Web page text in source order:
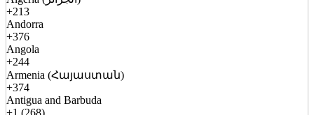
+213
Andorra
+376
Angola
+244
Armenia (Հայաստան)
+374
Antigua and Barbuda